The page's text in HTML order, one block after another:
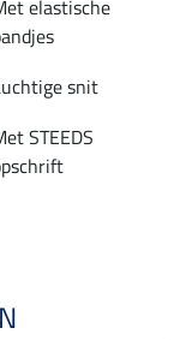
elastische
snit
STEEDS